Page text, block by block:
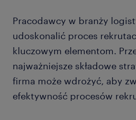
Pracodawcy w branży
udoskonalić proces
kluczowym elementom.
najważniejsze składowe
firma może wdrożyć, aby
efektywność procesów